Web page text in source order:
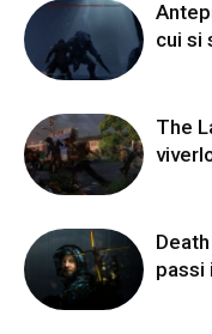
cui si
The
passi